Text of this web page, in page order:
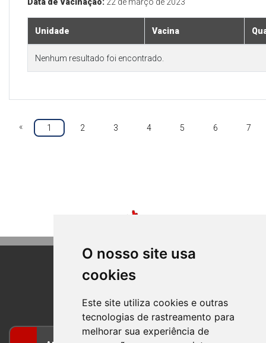
O nosso site usa
cookies
Este site utiliza cookies e outras
tecnologias de rastreamento para
melhorar sua experiência de
Unidade Vacina
Nenhum resultado foi encontrado.
« 1 2 3 4 5 6 7
BOM PRINCIPIO
RIO GRANDE DO SUL